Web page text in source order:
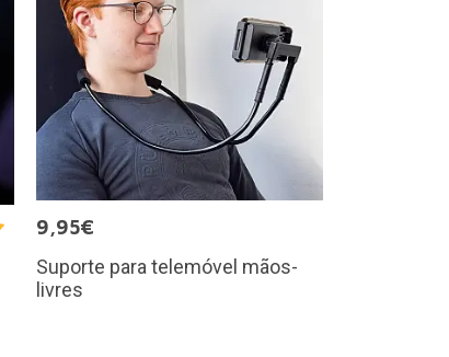
9,95€
Suporte para telemóvel mãos-
livres